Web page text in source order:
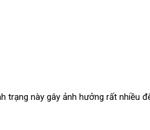
trạng này gây ảnh hưởng rất nhiều